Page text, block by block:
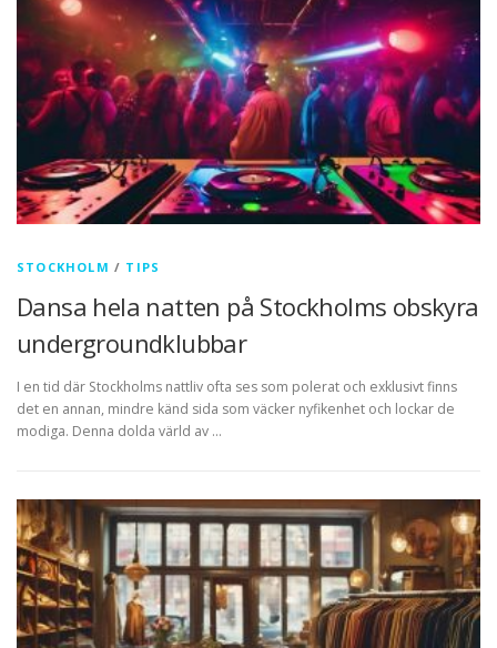
STOCKHOLM / TIPS
Dansa hela natten på Stockholms obskyra
undergroundklubbar
I en tid där Stockholms nattliv ofta ses som polerat och exklusivt finns
det en annan, mindre känd sida som väcker nyfikenhet och lockar de
modiga. Denna dolda värld av …